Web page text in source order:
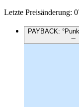
Letzte Preisänderung:
PAYBACK: